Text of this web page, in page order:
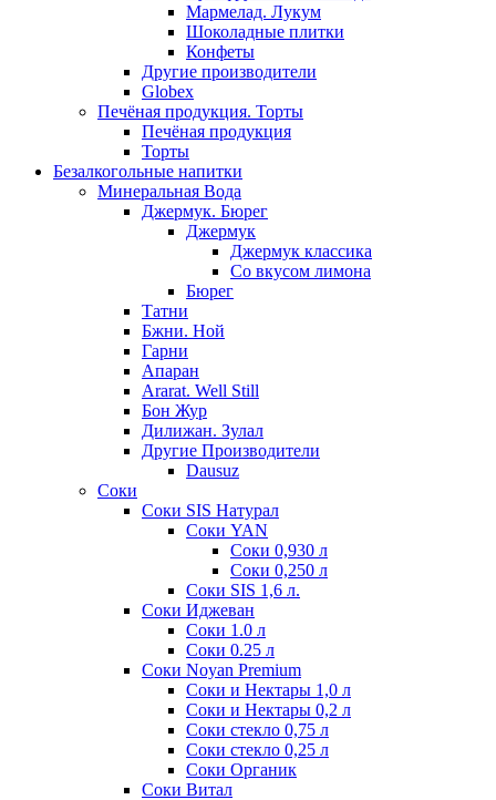
Мармелад. Лукум
Шоколадные плитки
Конфеты
Другие производители
Globex
Печёная продукция. Торты
Печёная продукция
Торты
Безалкогольные напитки
Минеральная Вода
Джермук. Бюрег
Джермук
Джермук классика
Со вкусом лимона
Бюрег
Татни
Бжни. Ной
Гарни
Апаран
Ararat. Well Still
Бон Жур
Дилижан. Зулал
Другие Производители
Dausuz
Соки
Соки SIS Натурал
Соки YAN
Соки 0,930 л
Соки 0,250 л
Соки SIS 1,6 л.
Соки Иджеван
Соки 1.0 л
Соки 0.25 л
Соки Noyan Premium
Соки и Нектары 1,0 л
Соки и Нектары 0,2 л
Соки стекло 0,75 л
Соки стекло 0,25 л
Соки Органик
Соки Витал